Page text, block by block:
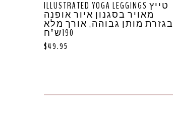
ILLUSTRATED YOGA LEGGINGS טייץ
מאויר בסגנון איור אופנה
בגזרת מותן גבוהה, אורך מלא
190ש”ח
$49.95